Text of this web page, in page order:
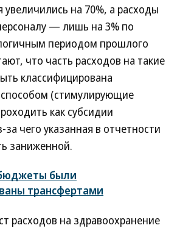
увеличились на 70%, а расходы
— лишь на 3% по
периодом прошлого
что часть расходов на такие
классифицирована
(стимулирующие
как субсидии
чего указанная в отчетности
заниженной.
были
трансфертами
расходов на здравоохранение